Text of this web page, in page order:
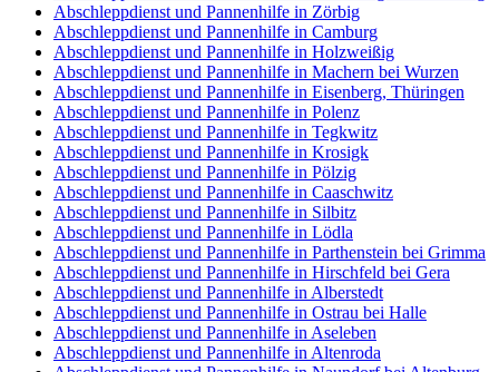
Abschleppdienst und Pannenhilfe in Zörbig
Abschleppdienst und Pannenhilfe in Camburg
Abschleppdienst und Pannenhilfe in Holzweißig
Abschleppdienst und Pannenhilfe in Machern bei Wurzen
Abschleppdienst und Pannenhilfe in Eisenberg, Thüringen
Abschleppdienst und Pannenhilfe in Polenz
Abschleppdienst und Pannenhilfe in Tegkwitz
Abschleppdienst und Pannenhilfe in Krosigk
Abschleppdienst und Pannenhilfe in Pölzig
Abschleppdienst und Pannenhilfe in Caaschwitz
Abschleppdienst und Pannenhilfe in Silbitz
Abschleppdienst und Pannenhilfe in Lödla
Abschleppdienst und Pannenhilfe in Parthenstein bei Grimma
Abschleppdienst und Pannenhilfe in Hirschfeld bei Gera
Abschleppdienst und Pannenhilfe in Alberstedt
Abschleppdienst und Pannenhilfe in Ostrau bei Halle
Abschleppdienst und Pannenhilfe in Aseleben
Abschleppdienst und Pannenhilfe in Altenroda